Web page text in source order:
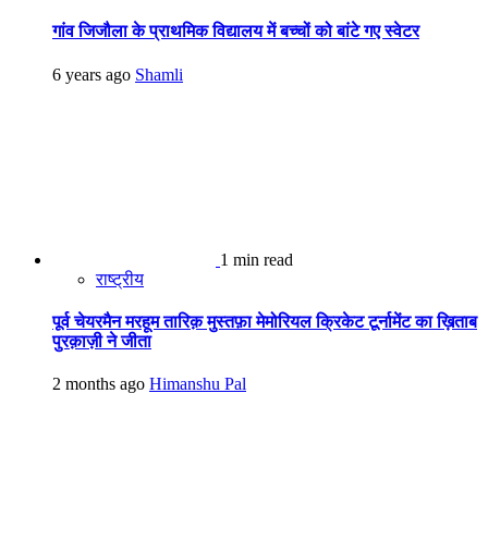
गांव जिजौला के प्राथमिक विद्यालय में बच्चों को बांटे गए स्वेटर
6 years ago Shamli
1 min read
राष्ट्रीय
पूर्व चेयरमैन मरहूम तारिक़ मुस्तफ़ा मेमोरियल क्रिकेट टूर्नामेंट का ख़िताब
पुरक़ाज़ी ने जीता
2 months ago Himanshu Pal